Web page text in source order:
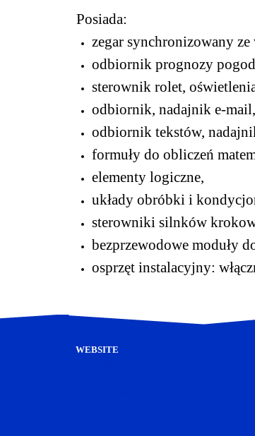
Posiada:
zegar synchronizowany
odbiornik prognozy
sterownik rolet,
odbiornik, nadajnik e-mail,
odbiornik tekstów,
formuły do obliczeń
elementy logiczne,
układy obróbki i
sterowniki silnków
bezprzewodowe moduły
osprzęt instalacyjny:
WEBSITE